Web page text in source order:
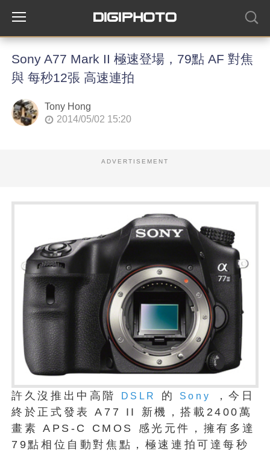
Sony A77 Mark II 極速登場，79點 AF 對焦
與 每秒12張 高速連拍
Tony Hong
2014/05/02 15:20
ADVERTISEMENT
許久沒推出中高階 DSLR 的 Sony
，今日
終於正式發表 A77 II 新機，搭載2400萬
畫素 APS-C CMOS 感光元件，擁有多達
79點相位自動對焦點，極速連拍可達每秒